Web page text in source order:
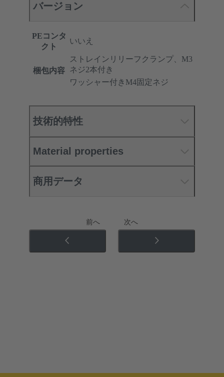
バージョン
PEコンタ
クト
いいえ
梱包内容
ストレインリリーフクランプ、M3
ネジ2本付き
ワッシャー付きM4固定ネジ
技術的特性
Material properties
商用データ
前へ 次へ